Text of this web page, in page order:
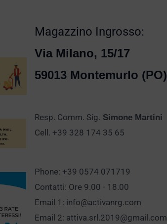
Magazzino Ingrosso:
Via Milano, 15/17
59013 Montemurlo (PO)
Resp. Comm. Sig. Simone Martini
Cell. +39 328 174 35 65
Phone: +39 0574 071719
Contatti: Ore 9.00 - 18.00
Email 1: info@activanrg.com
Email 2: attiva.srl.2019@gmail.com